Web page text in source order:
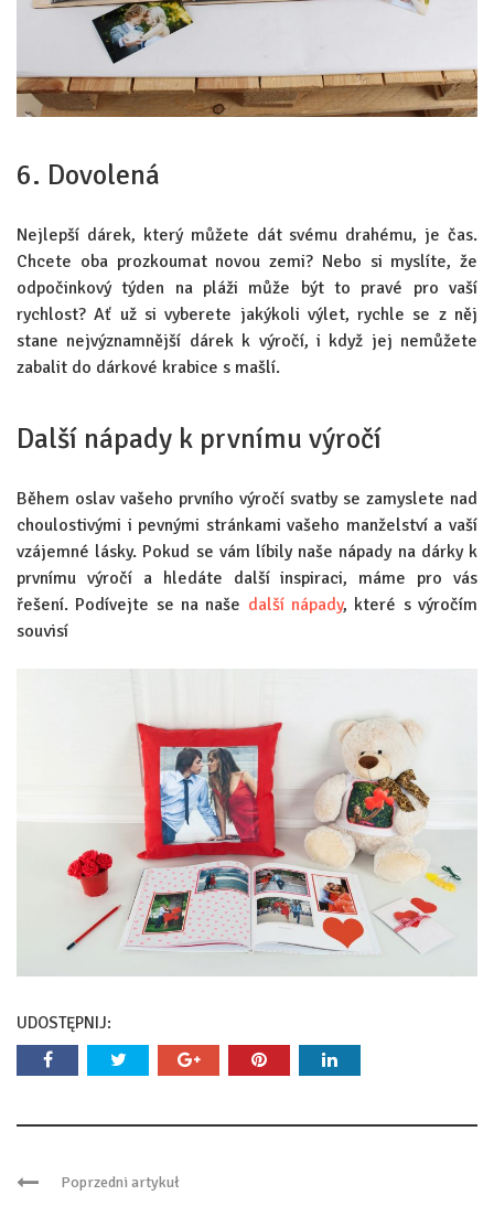
6. Dovolená
Nejlepší dárek, který můžete dát svému drahému, je čas.
Chcete oba prozkoumat novou zemi? Nebo si myslíte, že
odpočinkový týden na pláži může být to pravé pro vaší
rychlost? Ať už si vyberete jakýkoli výlet, rychle se z něj
stane nejvýznamnější dárek k výročí, i když jej nemůžete
zabalit do dárkové krabice s mašlí.
Další nápady k prvnímu výročí
Během oslav vašeho prvního výročí svatby se zamyslete nad
choulostivými i pevnými stránkami vašeho manželství a vaší
vzájemné lásky. Pokud se vám líbily naše nápady na dárky k
prvnímu výročí a hledáte další inspiraci, máme pro vás
řešení. Podívejte se na naše další nápady, které s výročím
souvisí
UDOSTĘPNIJ:
Poprzedni artykuł